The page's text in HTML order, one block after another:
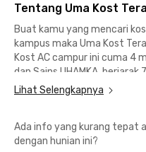
Tentang Uma Kost
Buat kamu yang mencari
kampus maka Uma Kost
Kost AC campur ini cuma 4
dan Sains UHAMKA,
Persada dan sekitar 13 menit
Komunikasi dan Sekretaris
Cocok juga buat pekerja
Jatinegara, maupun Bekasi
Lihat Selengkapnya
Ada info yang kurang tepat
dengan hunian ini?